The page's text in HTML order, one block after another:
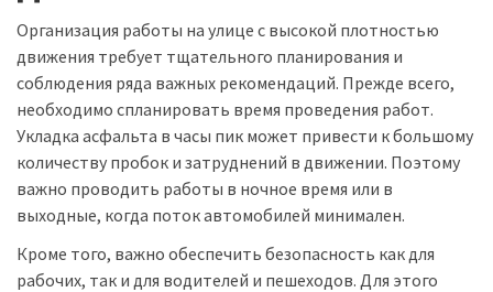
Организация работы на улице с высокой плотностью
движения требует тщательного планирования и
соблюдения ряда важных рекомендаций. Прежде всего,
необходимо спланировать время проведения работ.
Укладка асфальта в часы пик может привести к большому
количеству пробок и затруднений в движении. Поэтому
важно проводить работы в ночное время или в
выходные, когда поток автомобилей минимален.
Кроме того, важно обеспечить безопасность как для
рабочих, так и для водителей и пешеходов. Для этого